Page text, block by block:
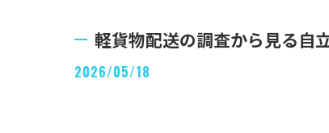
軽貨物配送の調査から見る自
2026/05/18